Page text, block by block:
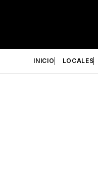
INICIO LOCALES